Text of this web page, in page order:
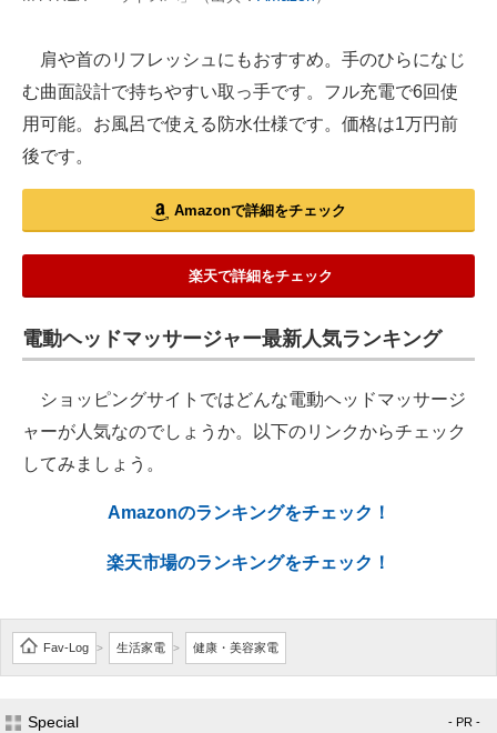
肩や首のリフレッシュにもおすすめ。手のひらになじ
む曲面設計で持ちやすい取っ手です。フル充電で6回使
用可能。お風呂で使える防水仕様です。価格は1万円前
後です。
Amazonで詳細をチェック
楽天で詳細をチェック
電動ヘッドマッサージャー最新人気ランキング
ショッピングサイトではどんな電動ヘッドマッサージ
ャーが人気なのでしょうか。以下のリンクからチェック
してみましょう。
Amazonのランキングをチェック！
楽天市場のランキングをチェック！
Fav-Log > 生活家電 > 健康・美容家電
Special - PR -